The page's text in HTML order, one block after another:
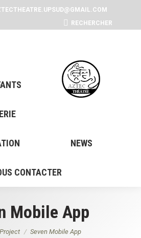
SEARCH:
RECHERCHER
NEWS
CONTACTER
Mobile App
Project Seven Mobile App